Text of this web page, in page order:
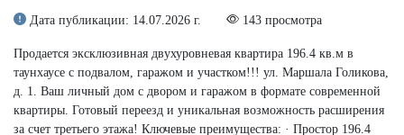
Дата публикации: 14.07.2026 г. 143 просмотра
Продается эксклюзивная двухуровневая квартира 196.4 кв.м в
таунхаусе с подвалом, гаражом и участком!!! ул. Маршала Голикова,
д. 1. Ваш личный дом с двором и гаражом в формате современной
квартиры. Готовый переезд и уникальная возможность расширения
за счет третьего этажа! Ключевые преимущества: · Простор 196.4